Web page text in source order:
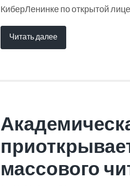
КиберЛенинке по открытой
Читать далее
массового